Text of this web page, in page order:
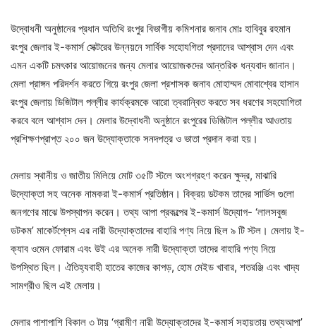
উদ্বোধনী অনুষ্ঠানের প্রধান অতিথি রংপুর বিভাগীয় কমিশনার জনাব মোঃ হাবিবুর রহমান
রংপুর জেলার ই-কমার্স সেক্টরের উন্নয়নে সার্বিক সহোযগিতা প্রদানের আশ্বাস দেন এবং
এমন একটি চমৎকার আয়োজনের জন্য মেলার আয়োজকদের আন্তরিক ধন্যবাদ জানান।
মেলা প্রাঙ্গন পরিদর্শন করতে গিয়ে রংপুর জেলা প্রশাসক জনাব মোহাম্মদ মোবাশ্বের হাসান
রংপুর জেলায় ডিজিটাল পল্লীর কার্যক্রমকে আরো ত্বরান্বিত করতে সব ধরণের সহযোগিতা
করবে বলে আশ্বাস দেন। মেলার উদ্বোধনী অনুষ্ঠানে রংপুরের ডিজিটাল পল্লীর আওতায়
প্রশিক্ষণপ্রাপ্ত ২০০ জন উদ্যোক্তাকে সনদপত্র ও ভাতা প্রদান করা হয়।
মেলায় স্থানীয় ও জাতীয় মিলিয়ে মোট ৩৫টি স্টলে অংশগ্রহণ করেন ক্ষুদ্র, মাঝারি
উদ্যোক্তা সহ অনেক নামকরা ই-কমার্স প্রতিষ্ঠান। বিক্রয় ডটকম তাদের সার্ভিস গুলো
জনগণের মাঝে উপস্থাপন করেন। তথ্য আপা প্রকল্পের ই-কমার্স উদ্যোগ- ‘লালসবুজ
ডটকম’ মাকের্টপ্লেস এর নারী উদ্যোক্তাদের বাহারি পণ্য নিয়ে ছিল ৯ টি স্টল। মেলায় ই-
ক্যাব ওমেন ফোরাম এবং উই এর অনেক নারী উদ্যোক্তা তাদের বাহারি পণ্য নিয়ে
উপস্থিত ছিল। ঐতিহ্যবাহী হাতের কাজের কাপড়, হোম মেইড খাবার, শতরঞ্জি এবং খাদ্য
সামগ্রীও ছিল এই মেলায়।
মেলার পাশাপাশি বিকাল ৩ টায় ‘গ্রামীণ নারী উদ্যোক্তাদের ই-কমার্স সহায়তায় তথ্যআপা’